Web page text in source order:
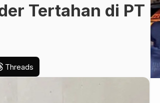
Tertahan di PT
Threads